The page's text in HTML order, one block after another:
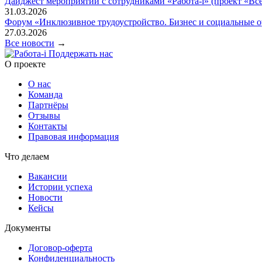
31.03.2026
Форум «Инклюзивное трудоустройство. Бизнес и социальные
27.03.2026
Все новости →
Поддержать нас
O проекте
О нас
Команда
Партнёры
Отзывы
Контакты
Правовая информация
Что делаем
Вакансии
Истории успеха
Новости
Кейсы
Документы
Договор-оферта
Конфиденциальность